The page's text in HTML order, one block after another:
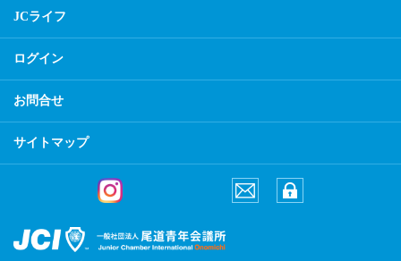
JCライフ
ログイン
お問合せ
サイトマップ